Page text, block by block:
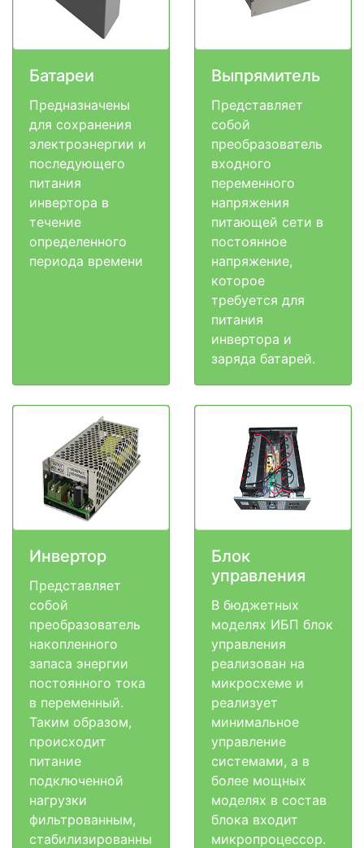
Батареи
Предназначены
для сохранения
электроэнергии и
последующего
питания
инвертора в
течение
определенного
периода времени
Выпрямитель
Представляет
собой
преобразователь
входного
переменного
напряжения
питающей сети в
постоянное
напряжение,
которое
требуется для
питания
инвертора и
заряда батарей.
Инвертор
Представляет
собой
преобразователь
накопленного
запаса энергии
постоянного тока
в переменный.
Таким образом,
происходит
питание
подключенной
нагрузки
фильтрованным,
стабилизированны
Блок
управления
В бюджетных
моделях ИБП блок
управления
реализован на
микросхеме и
реализует
минимальное
управление
системами, а в
более мощных
моделях в состав
блока входит
микропроцессор.